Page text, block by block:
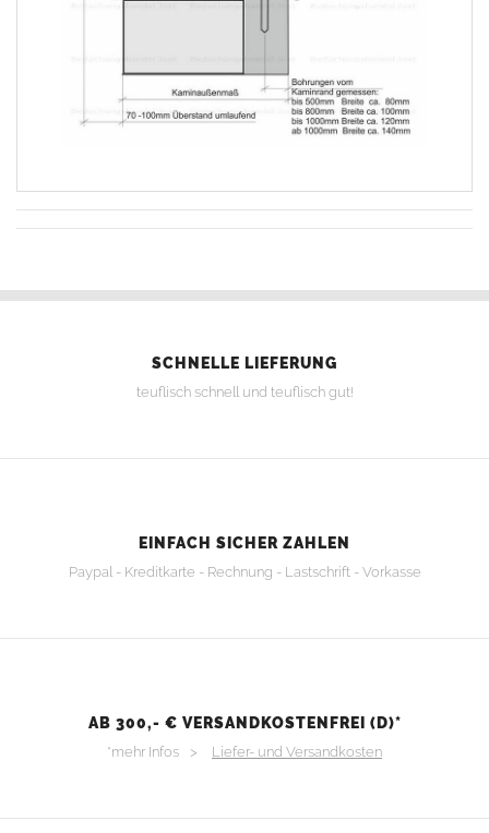
SCHNELLE LIEFERUNG
teuflisch schnell und teuflisch gut!
EINFACH SICHER ZAHLEN
Paypal - Kreditkarte - Rechnung - Lastschrift - Vorkasse
AB 300,- € VERSANDKOSTENFREI (D)*
*mehr Infos > Liefer- und Versandkosten